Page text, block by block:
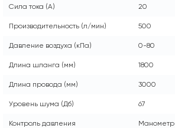
Сила тока (А) 20
Производительность (л/мин) 500
Давление воздуха (кПа) 0-80
Длина шланга (мм) 1800
Длина провода (мм) 3000
Уровень шума (Дб) 67
Контроль давления Манометр